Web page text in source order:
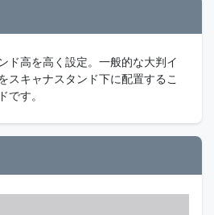
ド高を高く設定。一般的な大判イ
スキャナスタンド下に配置するこ
です。